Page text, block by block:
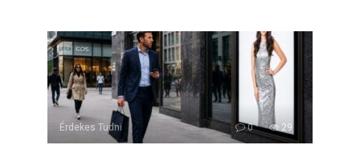
Érdekes Tudni 0 29